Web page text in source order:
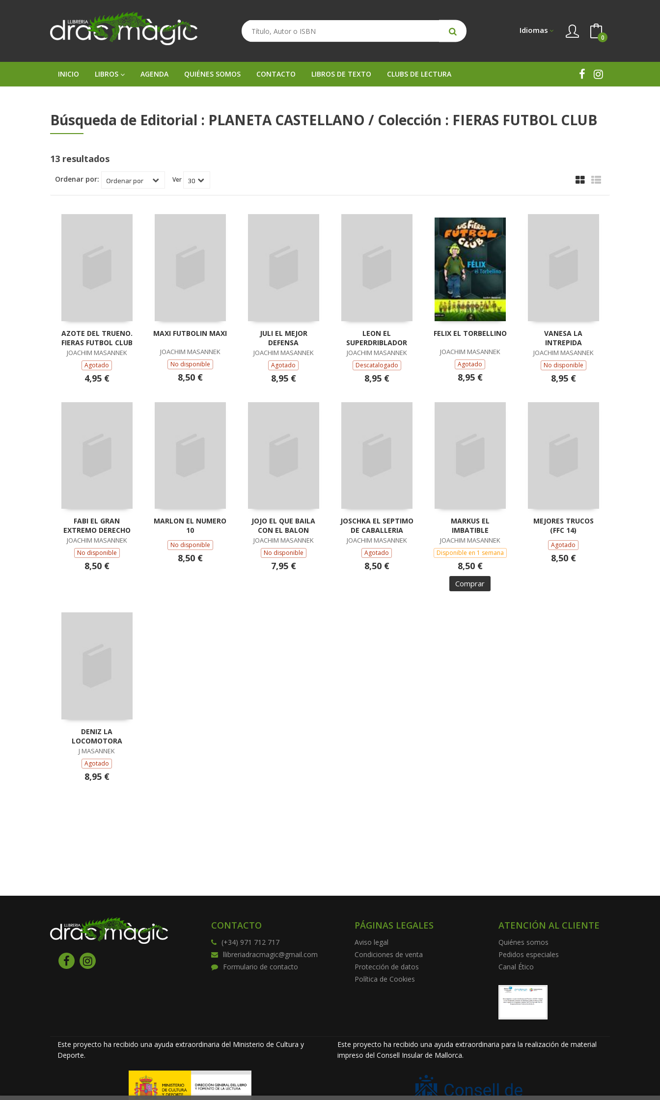
Idiomas
0
INICIO LIBROS AGENDA QUIÉNES SOMOS CONTACTO LIBROS DE TEXTO CLUBS DE LECTURA
Búsqueda de Editorial : PLANETA CASTELLANO / Colección : FIERAS FUTBOL CLUB
13 resultados
Ordenar por: Ver
AZOTE DEL TRUENO.
FIERAS FUTBOL CLUB
JOACHIM MASANNEK
Agotado
4,95 €
MAXI FUTBOLIN MAXI
JOACHIM MASANNEK
No disponible
8,50 €
JULI EL MEJOR
DEFENSA
JOACHIM MASANNEK
Agotado
8,95 €
LEON EL
SUPERDRIBLADOR
JOACHIM MASANNEK
Descatalogado
8,95 €
FELIX EL TORBELLINO
JOACHIM MASANNEK
Agotado
8,95 €
VANESA LA
INTREPIDA
JOACHIM MASANNEK
No disponible
8,95 €
FABI EL GRAN
EXTREMO DERECHO
JOACHIM MASANNEK
No disponible
8,50 €
MARLON EL NUMERO
10
No disponible
8,50 €
JOJO EL QUE BAILA
CON EL BALON
JOACHIM MASANNEK
No disponible
7,95 €
JOSCHKA EL SEPTIMO
DE CABALLERIA
JOACHIM MASANNEK
Agotado
8,50 €
MARKUS EL
IMBATIBLE
JOACHIM MASANNEK
Disponible en 1 semana
8,50 €
Comprar
MEJORES TRUCOS
(FFC 14)
Agotado
8,50 €
DENIZ LA
LOCOMOTORA
J MASANNEK
Agotado
8,95 €
CONTACTO
(+34) 971 712 717
llibreriadracmagic@gmail.com
Formulario de contacto
PÁGINAS LEGALES
Aviso legal
Condiciones de venta
Protección de datos
Política de Cookies
ATENCIÓN AL CLIENTE
Quiénes somos
Pedidos especiales
Canal Ético
Este proyecto ha recibido una ayuda extraordinaria del Ministerio de Cultura y
Deporte.
Este proyecto ha recibido una ayuda extraordinaria para la realización de material
impreso del Consell Insular de Mallorca.